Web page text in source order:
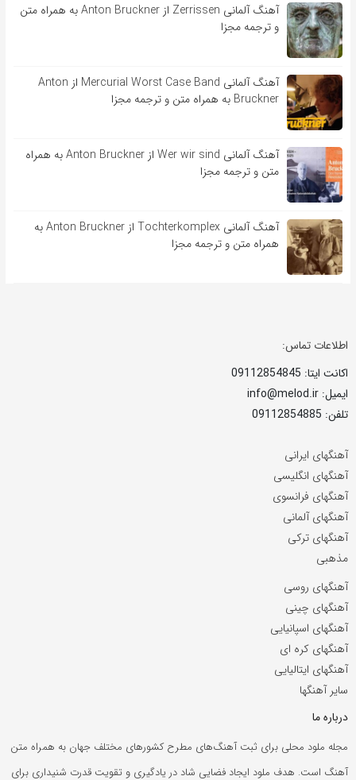
آهنگ آلمانی Zerrissen از Anton Bruckner به همراه متن
و ترجمه مجزا
آهنگ آلمانی Mercurial Worst Case Band از Anton
Bruckner به همراه متن و ترجمه مجزا
آهنگ آلمانی Wer wir sind از Anton Bruckner به همراه
متن و ترجمه مجزا
آهنگ آلمانی Tochterkomplex از Anton Bruckner به
همراه متن و ترجمه مجزا
اطلاعات تماس:
اکانت ایتا: 09112854845
ایمیل: info@melod.ir
تلفن: 09112854885
آهنگهای ایرانی
آهنگهای انگلیسی
آهنگهای فرانسوی
آهنگهای آلمانی
آهنگهای ترکی
مذهبی
آهنگهای روسی
آهنگهای چینی
آهنگهای اسپانیایی
آهنگهای کره ای
آهنگهای ایتالیایی
سایر آهنگها
درباره ما
مجله ملود محلی برای ثبت آهنگ‌های مطرح کشورهای مختلف جهان به همراه متن
آهنگ است. هدف ملود ایجاد فضایی شاد در یادگیری و تقویت قدرت شنیداری برای